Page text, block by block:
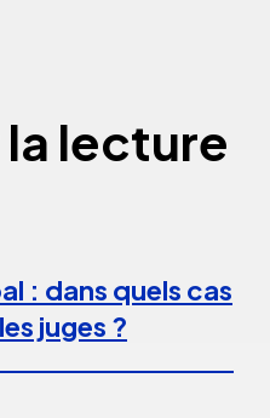
lecture
: dans quels cas
juges ?